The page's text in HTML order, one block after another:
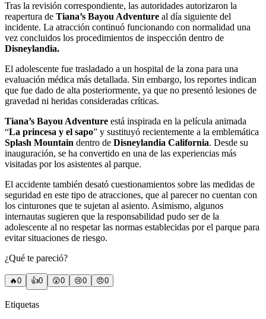
Tras la revisión correspondiente, las autoridades autorizaron la
reapertura de Tiana’s Bayou Adventure al día siguiente del
incidente. La atracción continuó funcionando con normalidad una
vez concluidos los procedimientos de inspección dentro de
Disneylandia.
El adolescente fue trasladado a un hospital de la zona para una
evaluación médica más detallada. Sin embargo, los reportes indican
que fue dado de alta posteriormente, ya que no presentó lesiones de
gravedad ni heridas consideradas críticas.
Tiana’s Bayou Adventure está inspirada en la película animada
“La princesa y el sapo” y sustituyó recientemente a la emblemática
Splash Mountain dentro de Disneylandia California. Desde su
inauguración, se ha convertido en una de las experiencias más
visitadas por los asistentes al parque.
El accidente también desató cuestionamientos sobre las medidas de
seguridad en este tipo de atracciones, que al parecer no cuentan con
los cinturones que te sujetan al asiento. Asimismo, algunos
internautas sugieren que la responsabilidad pudo ser de la
adolescente al no respetar las normas establecidas por el parque para
evitar situaciones de riesgo.
¿Qué te pareció?
🔥0 👍0 😲0 😢0 😠0
Etiquetas